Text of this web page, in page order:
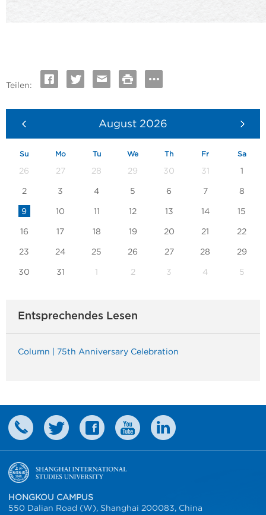
Teilen:
August 2026
Su Mo Tu We Th Fr Sa
26 27 28 29 30 31 1
2 3 4 5 6 7 8
9 10 11 12 13 14 15
16 17 18 19 20 21 22
23 24 25 26 27 28 29
30 31 1 2 3 4 5
Entsprechendes Lesen
Column | 75th Anniversary Celebration
HONGKOU CAMPUS
550 Dalian Road (W), Shanghai 200083, China